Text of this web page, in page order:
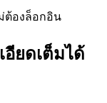
ต้องล็อกอิน
ยดเต็มได้